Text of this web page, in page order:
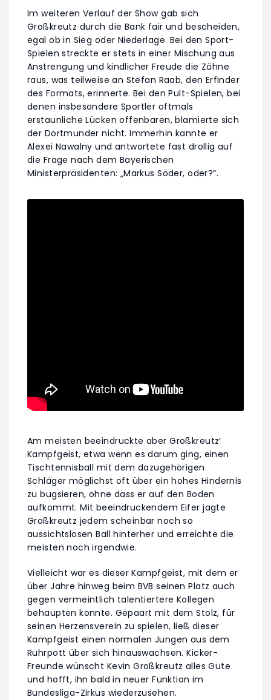
Im weiteren Verlauf der Show gab sich
Großkreutz durch die Bank fair und bescheiden,
egal ob in Sieg oder Niederlage. Bei den Sport-
Spielen streckte er stets in einer Mischung aus
Anstrengung und kindlicher Freude die Zähne
raus, was teilweise an Stefan Raab, den Erfinder
des Formats, erinnerte. Bei den Pult-Spielen, bei
denen insbesondere Sportler oftmals
erstaunliche Lücken offenbaren, blamierte sich
der Dortmunder nicht. Immerhin kannte er
Alexei Nawalny und antwortete fast drollig auf
die Frage nach dem Bayerischen
Ministerpräsidenten: „Markus Söder, oder?“.
Am meisten beeindruckte aber Großkreutz‘
Kampfgeist, etwa wenn es darum ging, einen
Tischtennisball mit dem dazugehörigen
Schläger möglichst oft über ein hohes Hindernis
zu bugsieren, ohne dass er auf den Boden
aufkommt. Mit beeindruckendem Eifer jagte
Großkreutz jedem scheinbar noch so
aussichtslosen Ball hinterher und erreichte die
meisten noch irgendwie.
Vielleicht war es dieser Kampfgeist, mit dem er
über Jahre hinweg beim BVB seinen Platz auch
gegen vermeintlich talentiertere Kollegen
behaupten konnte. Gepaart mit dem Stolz, für
seinen Herzensverein zu spielen, ließ dieser
Kampfgeist einen normalen Jungen aus dem
Ruhrpott über sich hinauswachsen. Kicker-
Freunde wünscht Kevin Großkreutz alles Gute
und hofft, ihn bald in neuer Funktion im
Bundesliga-Zirkus wiederzusehen.